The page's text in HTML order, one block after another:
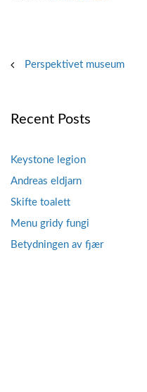
PostPerspektivet museum
Recent Posts
Keystone legion
Andreas eldjarn
Skifte toalett
Menu gridy fungi
Betydningen av fjær